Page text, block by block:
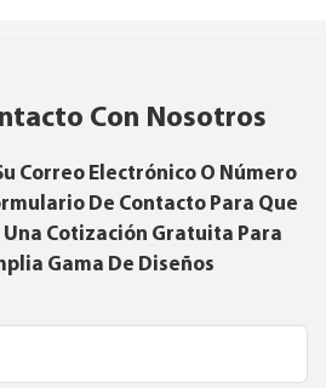
Con Nosotros
Correo Electrónico O Número
De Contacto Para Que
Una Cotización Gratuita Para
Gama De Diseños